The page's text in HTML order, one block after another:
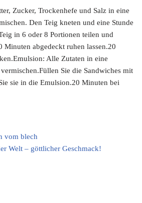
Zucker, Trockenhefe und Salz in eine
Den Teig kneten und eine Stunde
in 6 oder 8 Portionen teilen und
Minuten abgedeckt ruhen lassen.20
Alle Zutaten in eine
Sie die Sandwiches mit
sie in die Emulsion.20 Minuten bei
vom blech
Welt – göttlicher Geschmack!